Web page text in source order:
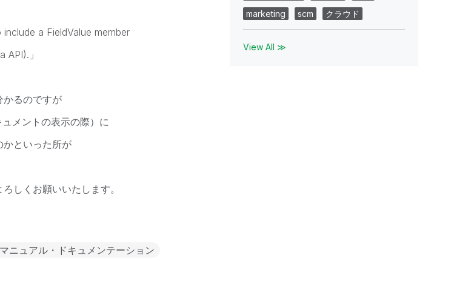
a FieldValue member
」
かるのですが
メントの表示の際）に
かといった所が
しくお願いいたします。
マニュアル・ドキュメンテーション
marketing
scm クラウド
View All ≫